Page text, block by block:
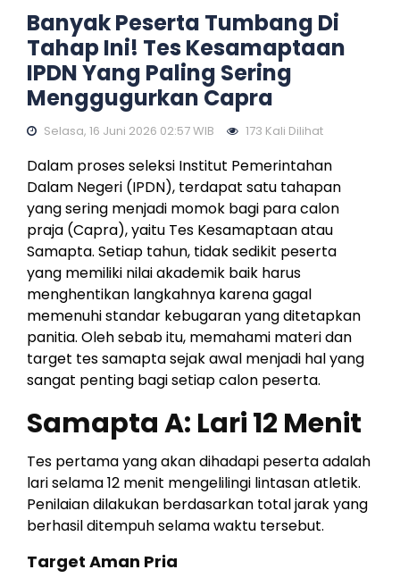
Banyak Peserta Tumbang Di
Tahap Ini! Tes Kesamaptaan
IPDN Yang Paling Sering
Menggugurkan Capra
Selasa, 16 Juni 2026 02:57 WIB 173 Kali Dilihat
Dalam proses seleksi Institut Pemerintahan
Dalam Negeri (IPDN), terdapat satu tahapan
yang sering menjadi momok bagi para calon
praja (Capra), yaitu Tes Kesamaptaan atau
Samapta. Setiap tahun, tidak sedikit peserta
yang memiliki nilai akademik baik harus
menghentikan langkahnya karena gagal
memenuhi standar kebugaran yang ditetapkan
panitia. Oleh sebab itu, memahami materi dan
target tes samapta sejak awal menjadi hal yang
sangat penting bagi setiap calon peserta.
Samapta A: Lari 12 Menit
Tes pertama yang akan dihadapi peserta adalah
lari selama 12 menit mengelilingi lintasan atletik.
Penilaian dilakukan berdasarkan total jarak yang
berhasil ditempuh selama waktu tersebut.
Target Aman Pria